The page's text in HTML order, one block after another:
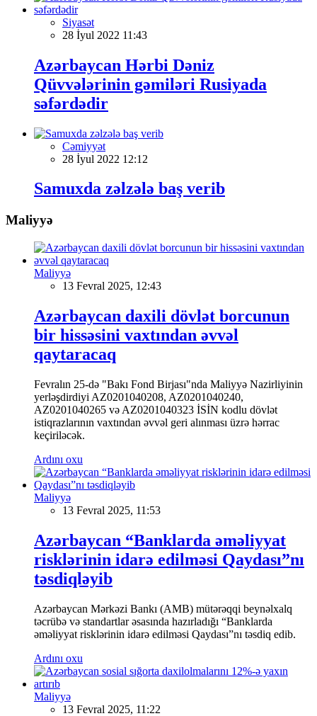
Siyasət
28 İyul 2022 11:43
Azərbaycan Hərbi Dəniz
Qüvvələrinin gəmiləri Rusiyada
səfərdədir
Cəmiyyət
28 İyul 2022 12:12
Samuxda zəlzələ baş verib
Maliyyə
Maliyyə
13 Fevral 2025, 12:43
Azərbaycan daxili dövlət borcunun
bir hissəsini vaxtından əvvəl
qaytaracaq
Fevralın 25-də "Bakı Fond Birjası"nda Maliyyə Nazirliyinin
yerləşdirdiyi AZ0201040208, AZ0201040240,
AZ0201040265 və AZ0201040323 İSİN kodlu dövlət
istiqrazlarının vaxtından əvvəl geri alınması üzrə hərrac
keçiriləcək.
Ardını oxu
Maliyyə
13 Fevral 2025, 11:53
Azərbaycan “Banklarda əməliyyat
risklərinin idarə edilməsi Qaydası”nı
təsdiqləyib
Azərbaycan Mərkəzi Bankı (AMB) mütərəqqi beynəlxalq
təcrübə və standartlar əsasında hazırladığı “Banklarda
əməliyyat risklərinin idarə edilməsi Qaydası”nı təsdiq edib.
Ardını oxu
Maliyyə
13 Fevral 2025, 11:22